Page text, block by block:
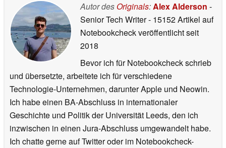
Autor des Originals:Alex Alderson -
Senior Tech Writer- 15152 Artikel auf
Notebookcheck veröffentlichtseit
2018
Bevor ich für Notebookcheck schrieb
und übersetzte, arbeitete ich für verschiedene
Technologie-Unternehmen, darunter Apple und Neowin.
Ich habe einen BA-Abschluss in internationaler
Geschichte und Politik der Universität Leeds, den ich
inzwischen in einen Jura-Abschluss umgewandelt habe.
Ich chatte gerne auf Twitter oder im Notebookcheck-